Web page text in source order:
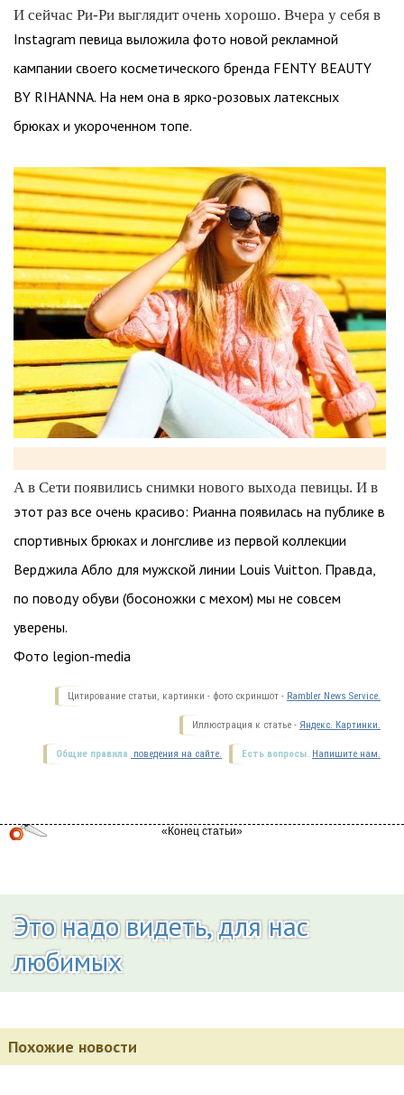
И сейчас Ри-Ри выглядит очень хорошо. Вчера у себя в
Instagram певица выложила фото новой рекламной
кампании своего косметического бренда FENTY BEAUTY
BY RIHANNA. На нем она в ярко-розовых латексных
брюках и укороченном топе.
А в Сети появились снимки нового выхода певицы. И в
этот раз все очень красиво: Рианна появилась на публике в
спортивных брюках и лонгсливе из первой коллекции
Верджила Абло для мужской линии Louis Vuitton. Правда,
по поводу обуви (босоножки с мехом) мы не совсем
уверены.
Фото legion-media
Цитирование статьи, картинки - фото скриншот - Rambler News Service.
Иллюстрация к статье - Яндекс. Картинки.
Есть вопросы. Напишите нам.
Общие правила поведения на сайте.
Это надо видеть, для нас
любимых
Похожие новости